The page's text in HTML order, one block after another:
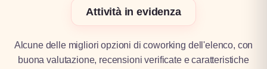
Attività in evidenza
Alcune delle migliori opzioni di coworking dell'elenco, con
buona valutazione, recensioni verificate e caratteristiche